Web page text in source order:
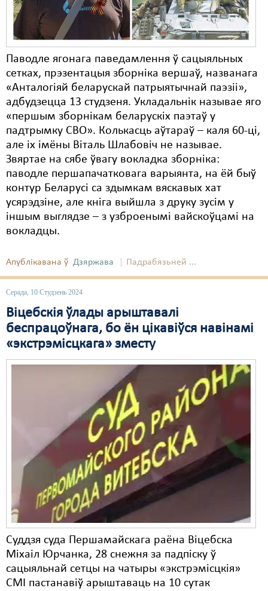
Паводле ягонага паведамлення ў сацыяльных
сетках, прэзентацыя зборніка вершаў, названага
«Анталогіяй беларускай патрыятычнай паэзіі»,
адбудзецца 13 студзеня. Укладальнік называе яго
«першым зборнікам беларускіх паэтаў у
падтрымку СВО». Колькасць аўтараў – каля 60-ці,
але іх імёны Віталь Шлабовіч не называе.
Звяртае на сябе ўвагу вокладка зборніка:
паводле першапачатковага варыянта, на ёй быў
контур Беларусі са здымкам вяскавых хат
усярэдзіне, але кніга выйшла з друку зусім у
іншым выглядзе – з узброенымі вайскоўцамі на
вокладцы.
Апублікавана ў Дзяржава Падрабязьней ...
Серада, 10 Студзень 2024
Віцебскія ўлады арыштавалі
беспрацоўнага, бо ён цікавіўся навінамі
«экстрэмісцкага» зместу
Суддзя суда Першамайскага раёна Віцебска
Міхаіл Юрчанка, 28 снежня за падпіску ў
сацыяльнай сетцы на чатыры «экстрэмісцкія»
СМІ пастанавіў арыштаваць на 10 сутак
ЛПП
Мігранты
Мірныя сходы
Палітвязьні
Праваабаронцы
Правы дзіцяці
Пэнітэнцыярная сыстэма
Распальваньне варожасьці
Рознае
Свабода слова
Свабода сумленьня
Суд
Сьмяротнае пакараньне
Экалёгія